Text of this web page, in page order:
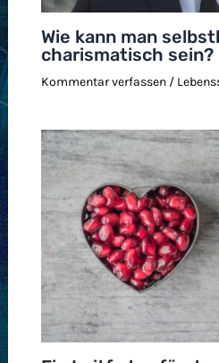
Wie kann man
charismatisch sein?
Kommentar verfassen /